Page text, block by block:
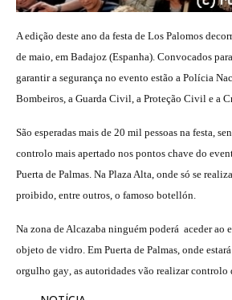
A edição deste ano da festa de Los Palomos
de maio, em Badajoz (Espanha). Convocados
garantir a segurança no evento estão a Polícia
Bombeiros, a Guarda Civil, a Proteção Civil e a
São esperadas mais de 20 mil pessoas na festa,
controlo mais apertado nos pontos chave do
Puerta de Palmas. Na Plaza Alta, onde só se
proibido, entre outros, o famoso botellón.
Na zona de Alcazaba ninguém poderá aceder ao
objeto de vidro. Em Puerta de Palmas, onde
orgulho gay, as autoridades vão realizar controlo